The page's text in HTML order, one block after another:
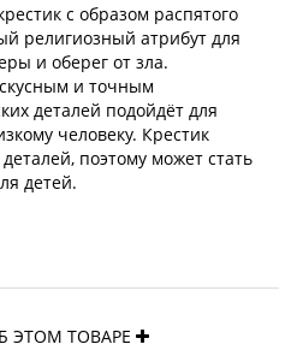
с образом распятого
религиозный атрибут для
и оберег от зла.
и точным
деталей подойдёт для
человеку. Крестик
поэтому может стать
детей.
ЭТОМ ТОВАРЕ